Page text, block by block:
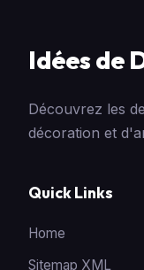
Idées de
Découvrez les
décoration et
Quick Links
Home
Sitemap XML